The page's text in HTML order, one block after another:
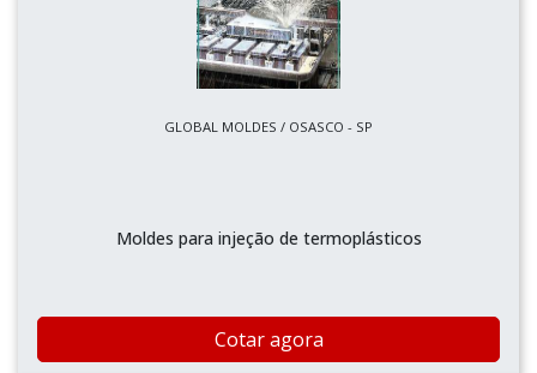
GLOBAL MOLDES / OSASCO - SP
Moldes para injeção de termoplásticos
Cotar agora